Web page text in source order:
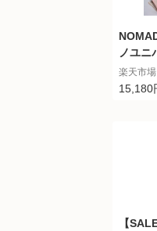
ノユニ
トート
グリー
楽天市場
15,180
【